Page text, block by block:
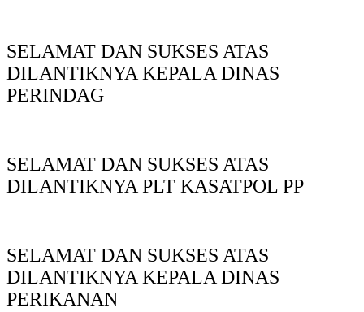
SELAMAT DAN SUKSES ATAS
DILANTIKNYA KEPALA DINAS
PERINDAG
SELAMAT DAN SUKSES ATAS
DILANTIKNYA PLT KASATPOL PP
SELAMAT DAN SUKSES ATAS
DILANTIKNYA KEPALA DINAS
PERIKANAN